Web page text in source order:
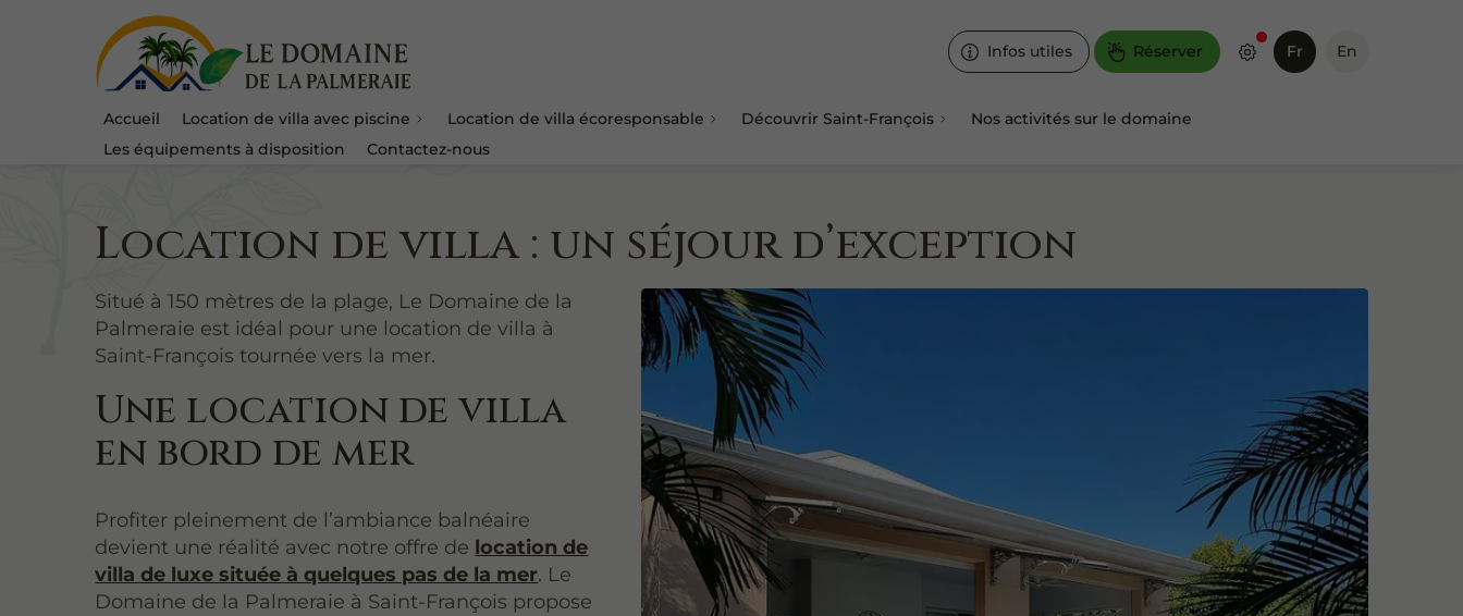
Infos utiles Réserver Fr En
Accueil Location de villa avec piscine Location de villa écoresponsable Découvrir Saint-François
Nos activités sur le domaine
Les équipements à disposition
Contactez-nous
Location de villa : un séjour d’exception
Situé à 150 mètres de la plage, Le Domaine de la
Palmeraie est idéal pour une location de villa à
Saint-François tournée vers la mer.
Une location de villa
en bord de mer
Profiter pleinement de l’ambiance balnéaire
devient une réalité avec notre offre de location de
villa de luxe située à quelques pas de la mer. Le
Domaine de la Palmeraie à Saint-François propose